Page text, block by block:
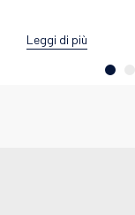
Leggi di più